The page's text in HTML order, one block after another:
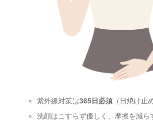
紫外線対策は365日必須（日焼け止
洗顔はこすらず優しく、摩擦を減ら